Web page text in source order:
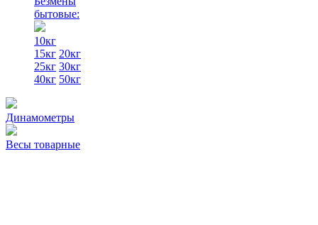
бытовые:
10кг
15кг 20кг
25кг 30кг
40кг 50кг
Динамометры
Весы товарные